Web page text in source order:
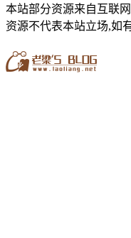
本站部分资源来自互联
资源不代表本站立场,如